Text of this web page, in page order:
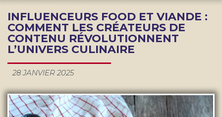
INFLUENCEURS FOOD ET VIANDE :
COMMENT LES CRÉATEURS DE
CONTENU RÉVOLUTIONNENT
L’UNIVERS CULINAIRE
28 JANVIER 2025